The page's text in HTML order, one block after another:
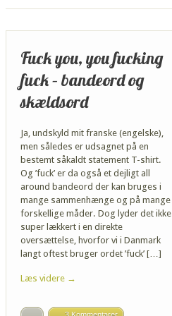
Fuck you, you fucking
fuck – bandeord og
skældsord
Ja, undskyld mit franske (engelske),
men således er udsagnet på en
bestemt såkaldt statement T-shirt.
Og ’fuck’ er da også et dejligt all
around bandeord der kan bruges i
mange sammenhænge og på mange
forskellige måder. Dog lyder det ikke
super lækkert i en direkte
oversættelse, hvorfor vi i Danmark
langt oftest bruger ordet ’fuck’ […]
Læs videre →